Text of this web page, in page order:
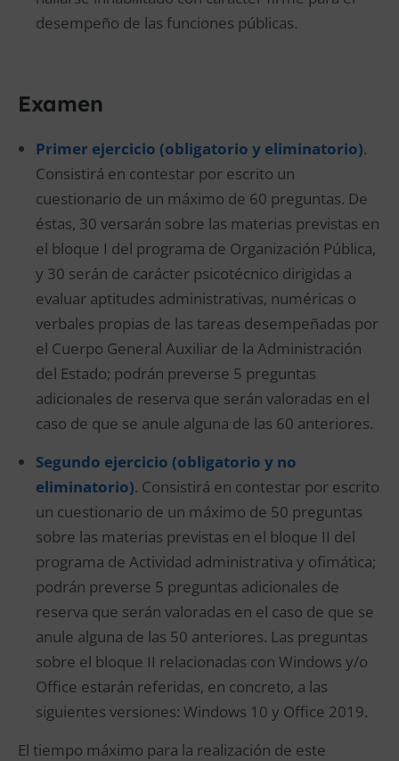
desempeño de las funciones públicas.
Examen
Primer ejercicio (obligatorio y eliminatorio).
Consistirá en contestar por escrito un
cuestionario de un máximo de 60 preguntas. De
éstas, 30 versarán sobre las materias previstas en
el bloque I del programa de Organización Pública,
y 30 serán de carácter psicotécnico dirigidas a
evaluar aptitudes administrativas, numéricas o
verbales propias de las tareas desempeñadas por
el Cuerpo General Auxiliar de la Administración
del Estado; podrán preverse 5 preguntas
adicionales de reserva que serán valoradas en el
caso de que se anule alguna de las 60 anteriores.
Segundo ejercicio (obligatorio y no
eliminatorio). Consistirá en contestar por escrito
un cuestionario de un máximo de 50 preguntas
sobre las materias previstas en el bloque II del
programa de Actividad administrativa y ofimática;
podrán preverse 5 preguntas adicionales de
reserva que serán valoradas en el caso de que se
anule alguna de las 50 anteriores. Las preguntas
sobre el bloque II relacionadas con Windows y/o
Office estarán referidas, en concreto, a las
siguientes versiones: Windows 10 y Office 2019.
El tiempo máximo para la realización de este